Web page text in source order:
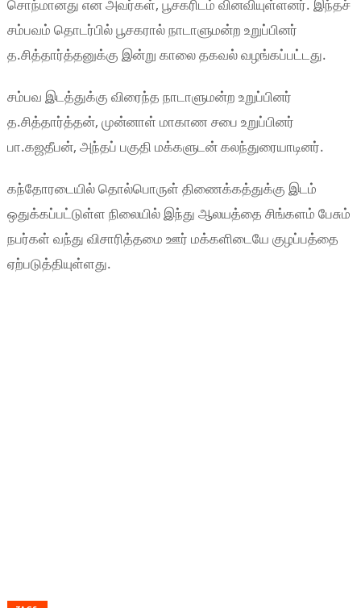
சொந்மானது என அவர்கள், பூசகரிடம் வினவியுள்ளனர். இந்தச்
சம்பவம் தொடர்பில் பூசகரால் நாடாளுமன்ற உறுப்பினர்
த.சித்தார்த்தனுக்கு இன்று காலை தகவல் வழங்கப்பட்டது.
சம்பவ இடத்துக்கு விரைந்த நாடாளுமன்ற உறுப்பினர்
த.சித்தார்த்தன், முன்னாள் மாகாண சபை உறுப்பினர்
பா.கஜதீபன், அந்தப் பகுதி மக்களுடன் கலந்துரையாடினர்.
கந்தோரடையில் தொல்பொருள் திணைக்கத்துக்கு இடம்
ஒதுக்கப்பட்டுள்ள நிலையில் இந்து ஆலயத்தை சிங்களம் பேசும்
நபர்கள் வந்து விசாரித்தமை ஊர் மக்களிடையே குழப்பத்தை
ஏற்படுத்தியுள்ளது.